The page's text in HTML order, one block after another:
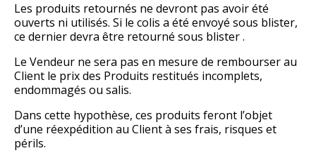
Les produits retournés ne devront pas avoir été
ouverts ni utilisés. Si le colis a été envoyé sous blister,
ce dernier devra être retourné sous blister .
Le Vendeur ne sera pas en mesure de rembourser au
Client le prix des Produits restitués incomplets,
endommagés ou salis.
Dans cette hypothèse, ces produits feront l’objet
d’une réexpédition au Client à ses frais, risques et
périls.